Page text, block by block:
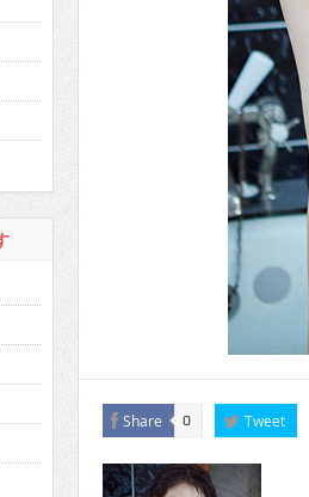
Share 0 Tweet